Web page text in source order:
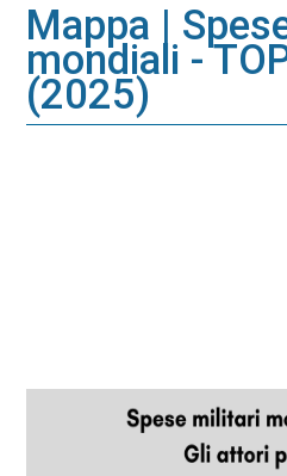
Mappa |
mondiali -
(2025)